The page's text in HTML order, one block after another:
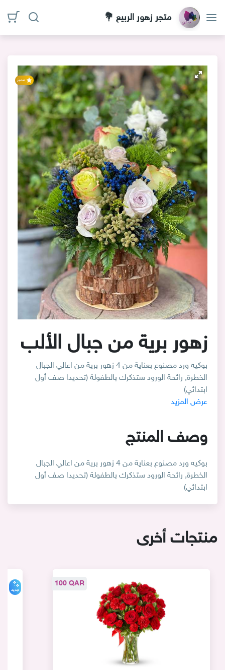
متجر زهور الربيع 💐 الأقسام
من
نحن
مميز
زهور برية من جبال الألب
بوكيه ورد مصنوع بعناية من 4 زهور برية من اعالي الجبال
الخطرة, رائحة الورود ستذكرك بالطفولة (تحديدا صف أول
ابتدائي)
عرض المزيد
وصف المنتج
بوكيه ورد مصنوع بعناية من 4 زهور برية من اعالي الجبال
الخطرة, رائحة الورود ستذكرك بالطفولة (تحديدا صف أول
ابتدائي)
منتجات أخرى
100 QAR
جديد